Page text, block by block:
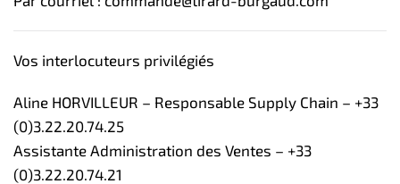
Vos interlocuteurs privilégiés
Aline HORVILLEUR – Responsable Supply Chain – +33
(0)3.22.20.74.25
Assistante Administration des Ventes – +33
(0)3.22.20.74.21